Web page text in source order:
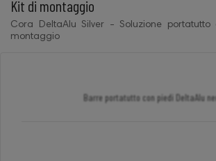
Kit di montaggio
Cora DeltaAlu Silver - Soluzione
montaggio
Barre portatutto con piedi DeltaAlu